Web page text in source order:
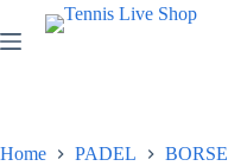
al
contenuto
Home PADEL BORSE